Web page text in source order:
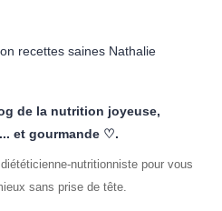
de la nutrition joyeuse,
et gourmande ♡.
nutritionniste pour vous
sans prise de tête.